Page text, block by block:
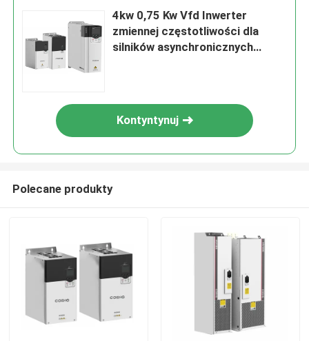
4kw 0,75 Kw Vfd Inwerter
zmiennej częstotliwości dla
silników asynchronicznych
Kontyntynuj
Polecane produkty